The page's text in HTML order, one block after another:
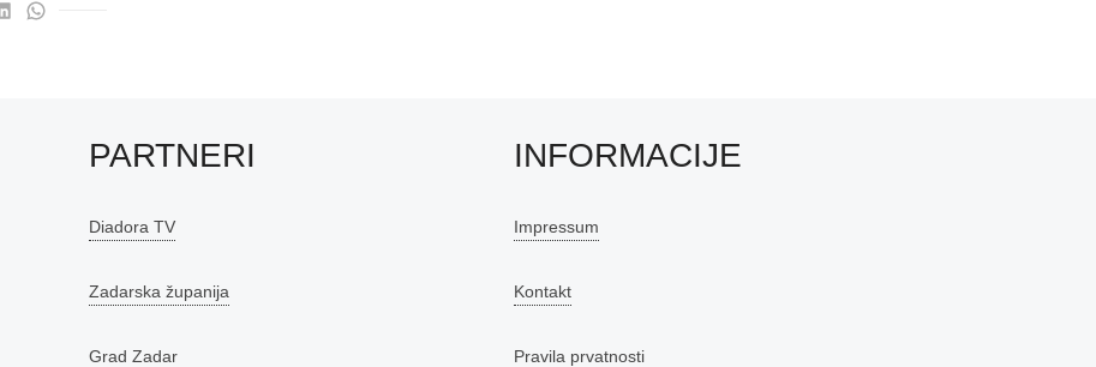
PARTNERI
Diadora TV
Zadarska županija
Grad Zadar
INFORMACIJE
Impressum
Kontakt
Pravila prvatnosti